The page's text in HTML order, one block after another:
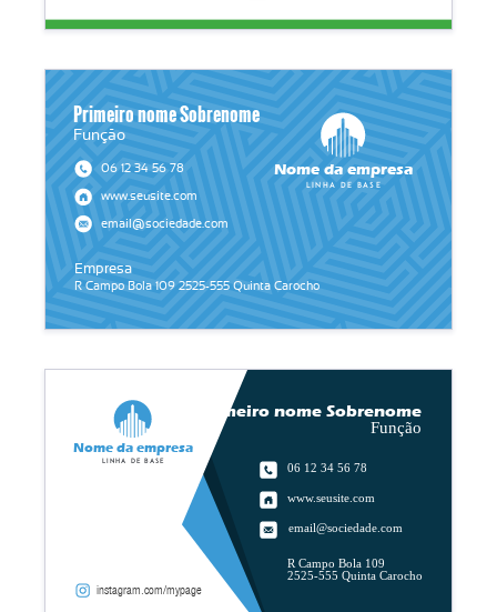
email@sociedade.com
Empresa
R Campo Bola 109 2525-555 Quinta Carocho
06 12 34 56 78
www.seusite.com
Função
Primeiro nome Sobrenome
Nome da empresa
Linha de base
instagram.com/mypage
R Campo Bola 109
2525-555 Quinta Carocho
www.seusite.com
email@sociedade.com
06 12 34 56 78
Função
Primeiro nome Sobrenome
Nome da empresa
Linha de base